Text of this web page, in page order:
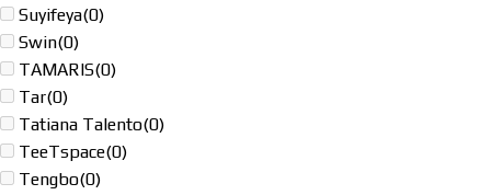
Suyifeya(0)
Swin(0)
TAMARIS(0)
Tar(0)
Tatiana Talento(0)
TeeTspace(0)
Tengbo(0)